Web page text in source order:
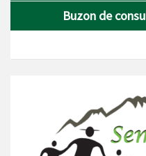
Buzon de